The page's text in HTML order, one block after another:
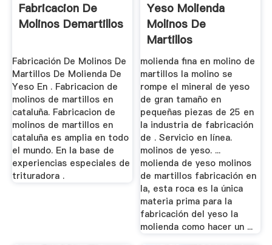
Fabricacion De
Molinos Demartillos
Fabricación De Molinos De
Martillos De Molienda De
Yeso En . Fabricacion de
molinos de martillos en
cataluña. Fabricacion de
molinos de martillos en
cataluña es amplia en todo
el mundo. En la base de
experiencias especiales de
trituradora .
Yeso Molienda
Molinos De
Martillos
Fabricación En La
molienda fina en molino de
martillos la molino se
rompe el mineral de yeso
de gran tamaño en
pequeñas piezas de 25 en
la industria de fabricación
de . Servicio en línea.
molinos de yeso. ...
molienda de yeso molinos
de martillos fabricación en
la, esta roca es la única
materia prima para la
fabricación del yeso la
molienda como hacer un ...